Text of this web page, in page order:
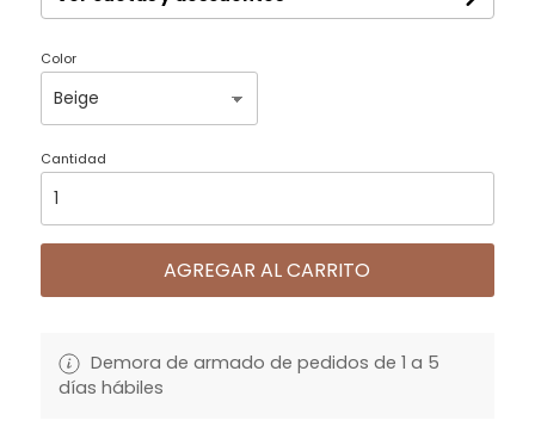
Color
Cantidad
AGREGAR AL CARRITO
Demora de armado de pedidos de 1 a 5
días hábiles